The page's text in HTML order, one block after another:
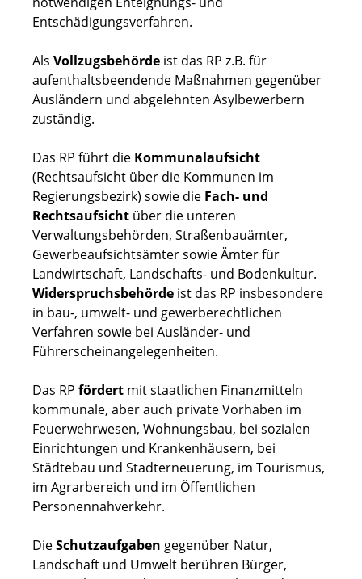
Entschädigungsverfahren.
Als Vollzugsbehörde ist das RP z.B. für
aufenthaltsbeendende Maßnahmen gegenüber
Ausländern und abgelehnten Asylbewerbern
zuständig.
Das RP führt die Kommunalaufsicht
(Rechtsaufsicht über die Kommunen im
Regierungsbezirk) sowie die Fach- und
Rechtsaufsicht über die unteren
Verwaltungsbehörden, Straßenbauämter,
Gewerbeaufsichtsämter sowie Ämter für
Landwirtschaft, Landschafts- und Bodenkultur.
Widerspruchsbehörde ist das RP insbesondere
in bau-, umwelt- und gewerberechtlichen
Verfahren sowie bei Ausländer- und
Führerscheinangelegenheiten.
Das RP fördert mit staatlichen Finanzmitteln
kommunale, aber auch private Vorhaben im
Feuerwehrwesen, Wohnungsbau, bei sozialen
Einrichtungen und Krankenhäusern, bei
Städtebau und Stadterneuerung, im Tourismus,
im Agrarbereich und im Öffentlichen
Personennahverkehr.
DieSchutzaufgaben gegenüber Natur,
Landschaft und Umwelt berühren Bürger,